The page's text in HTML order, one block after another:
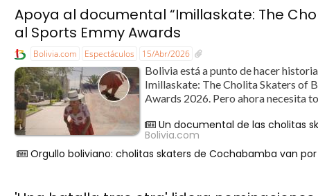
Apoya al documental “Imillaskate: The
al Sports Emmy Awards
Bolivia.com Espectáculos 15/Abr/2026
Bolivia está a punto de hacer
Imillaskate: The Cholita Skaters of
Awards 2026. Pero ahora necesita
Un documental de las cholitas
Bolivia.com
Orgullo boliviano: cholitas skaters de Cochabamba van